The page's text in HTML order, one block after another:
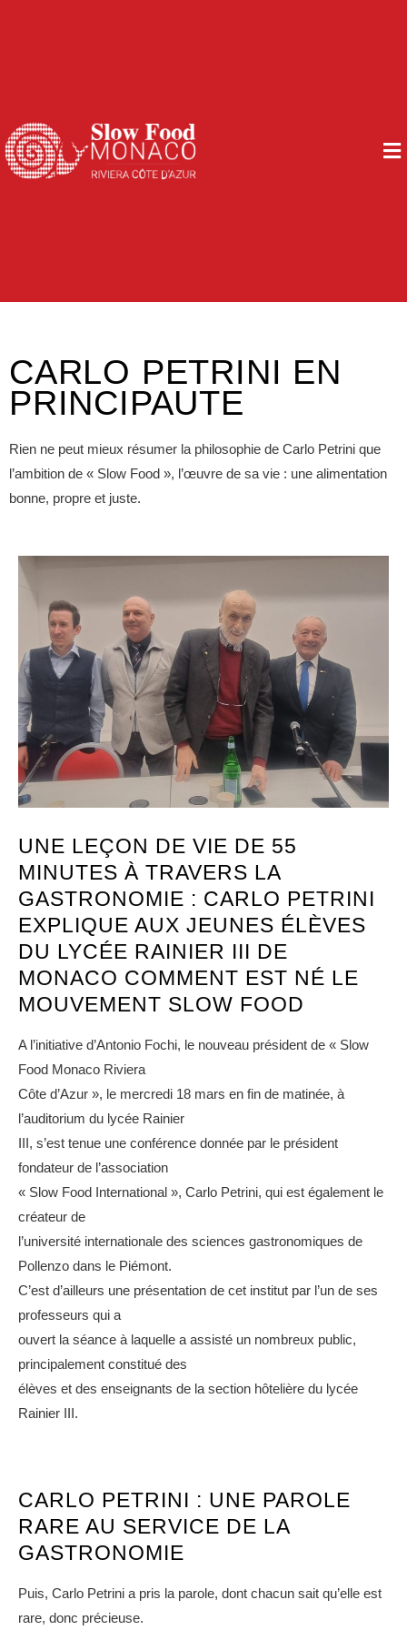
CARLO PETRINI EN
PRINCIPAUTE
Rien ne peut mieux résumer la philosophie de Carlo Petrini que
l’ambition de « Slow Food », l’œuvre de sa vie : une alimentation
bonne, propre et juste.
UNE LEÇON DE VIE DE 55
MINUTES À TRAVERS LA
GASTRONOMIE : CARLO PETRINI
EXPLIQUE AUX JEUNES ÉLÈVES
DU LYCÉE RAINIER III DE
MONACO COMMENT EST NÉ LE
MOUVEMENT SLOW FOOD
A l’initiative d’Antonio Fochi, le nouveau président de « Slow
Food Monaco Riviera
Côte d’Azur », le mercredi 18 mars en fin de matinée, à
l’auditorium du lycée Rainier
III, s’est tenue une conférence donnée par le président
fondateur de l’association
« Slow Food International », Carlo Petrini, qui est également le
créateur de
l’université internationale des sciences gastronomiques de
Pollenzo dans le Piémont.
C’est d’ailleurs une présentation de cet institut par l’un de ses
professeurs qui a
ouvert la séance à laquelle a assisté un nombreux public,
principalement constitué des
élèves et des enseignants de la section hôtelière du lycée
Rainier III.
CARLO PETRINI : UNE PAROLE
RARE AU SERVICE DE LA
GASTRONOMIE
Puis, Carlo Petrini a pris la parole, dont chacun sait qu’elle est
rare, donc précieuse.